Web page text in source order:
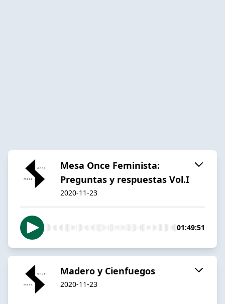
Mesa Once Feminista:
Preguntas y respuestas Vol.I
2020-11-23
01:49:51
Madero y Cienfuegos
2020-11-23